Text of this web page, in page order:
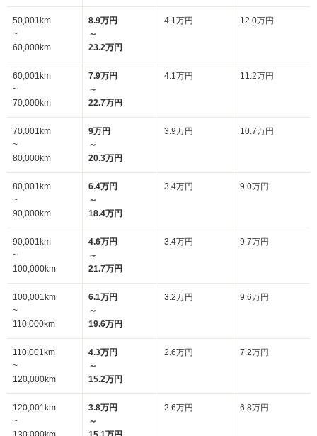
50,001km
~
60,000km
8.9万円
～
23.2万円
4.1万円 12.0万円
60,001km
~
70,000km
7.9万円
～
22.7万円
4.1万円 11.2万円
70,001km
~
80,000km
9万円
～
20.3万円
3.9万円 10.7万円
80,001km
~
90,000km
6.4万円
～
18.4万円
3.4万円 9.0万円
90,001km
~
100,000km
4.6万円
～
21.7万円
3.4万円 9.7万円
100,001km
~
110,000km
6.1万円
～
19.6万円
3.2万円 9.6万円
110,001km
~
120,000km
4.3万円
～
15.2万円
2.6万円 7.2万円
120,001km
~
3.8万円
～
2.6万円 6.8万円